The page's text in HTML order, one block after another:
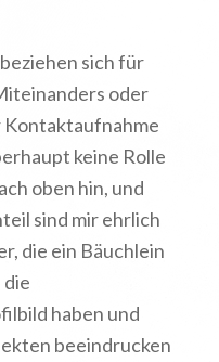
sich für
oder
keine Rolle
oben hin, und
sind mir ehrlich
die ein Bäuchlein
die
haben und
beeindrucken